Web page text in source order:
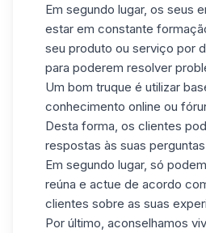
Em segundo lugar, os seus
estar em constante
seu produto ou serviço por
para poderem resolver
Um bom truque é utilizar
conhecimento online ou
Desta forma, os clientes
respostas às suas
Em segundo lugar, só
reúna e actue de acordo
clientes sobre as suas
Por último, aconselhamos